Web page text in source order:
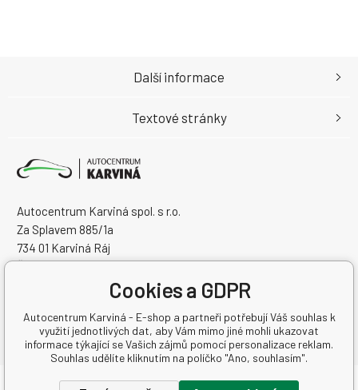
Autocentrum Karviná spol. s r.o.
Za Splavem 885/1a
734 01 Karviná Ráj
Česká Republika
Další informace
Textové stránky
Cookies a GDPR
Autocentrum Karviná - E-shop a partneři potřebují Váš souhlas k
využití jednotlivých dat, aby Vám mimo jiné mohli ukazovat
informace týkající se Vašich zájmů pomocí personalizace reklam.
Souhlas udělíte kliknutím na políčko "Ano, souhlasím".